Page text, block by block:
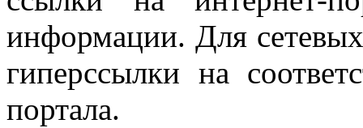
информации. Для
гиперссылки на
портала.